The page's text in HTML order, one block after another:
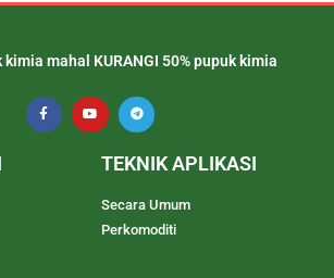
kimia mahal KURANGI 50% pupuk kimia
TEKNIK APLIKASI
Secara Umum
Perkomoditi